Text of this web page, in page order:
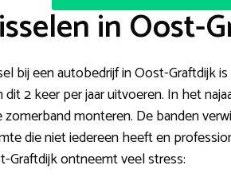
in Oost-
bij een autobedrijf in Oost-Graftdijk
2 keer per jaar uitvoeren. In het
monteren. De banden
die niet iedereen heeft en
Graftdijk ontneemt veel stress: